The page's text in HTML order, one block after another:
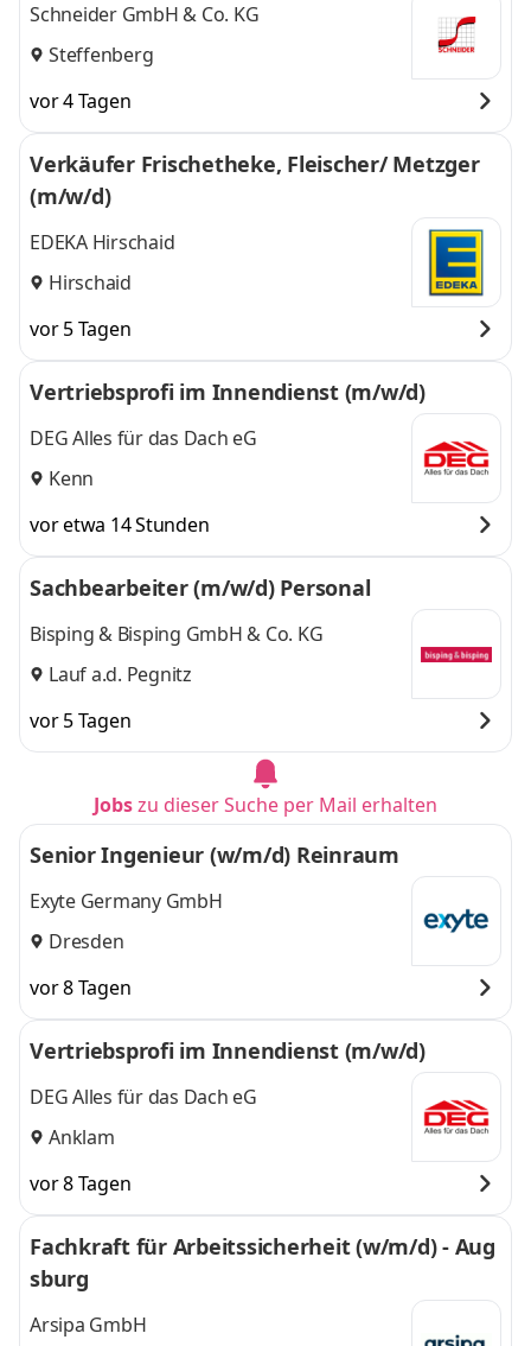
Schneider GmbH & Co. KG
Steffenberg
vor 4 Tagen
Verkäufer Frischetheke, Fleischer/ Metzger
(m/w/d)
EDEKA Hirschaid
Hirschaid
vor 5 Tagen
Vertriebsprofi im Innendienst (m/w/d)
DEG Alles für das Dach eG
Kenn
vor etwa 14 Stunden
Sachbearbeiter (m/w/d) Personal
Bisping & Bisping GmbH & Co. KG
Lauf a.d. Pegnitz
vor 5 Tagen
Jobszu dieser Suche per Mail erhalten
Senior Ingenieur (w/m/d) Reinraum
Exyte Germany GmbH
Dresden
vor 8 Tagen
Vertriebsprofi im Innendienst (m/w/d)
DEG Alles für das Dach eG
Anklam
vor 8 Tagen
Fachkraft für Arbeitssicherheit (w/m/d) - Aug
sburg
Arsipa GmbH